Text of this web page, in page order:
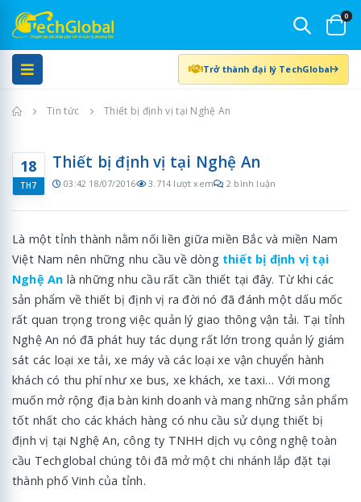
0
Trở thành đại lý TechGlobal
Trang chủ
Tin tức Thiết bị định vị tại Nghệ An
18
TH7
Thiết bị định vị tại Nghệ An
03:42 18/07/2016 3.714 lượt xem 2 bình luận
Là một tỉnh thành nằm nối liền giữa miền Bắc và miền Nam
Việt Nam nên những nhu cầu về dòng thiết bị định vị tại
Nghệ An là những nhu cầu rất cần thiết tại đây. Từ khi các
sản phẩm về thiết bị định vị ra đời nó đã đánh một dấu mốc
rất quan trọng trong việc quản lý giao thông vận tải. Tại tỉnh
Nghệ An nó đã phát huy tác dụng rất lớn trong quản lý giám
sát các loại xe tải, xe máy và các loại xe vận chuyển hành
khách có thu phí như xe bus, xe khách, xe taxi… Với mong
muốn mở rộng địa bàn kinh doanh và mang những sản phẩm
tốt nhất cho các khách hàng có nhu cầu sử dụng thiết bị
định vị tại Nghệ An, công ty TNHH dịch vụ công nghệ toàn
cầu Techglobal chúng tôi đã mở một chi nhánh lắp đặt tại
thành phố Vinh của tỉnh.